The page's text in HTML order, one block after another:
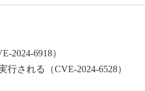
2024-6918）
される（CVE-2024-6528）